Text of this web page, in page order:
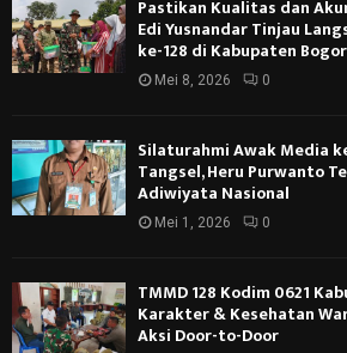
Pastikan Kualitas dan
Edi Yusnandar Tinjau
ke-128 di Kabupaten Bogor
Mei 8, 2026 0
Silaturahmi Awak Media
Tangsel, Heru Purwanto
Adiwiyata Nasional
Mei 1, 2026 0
TMMD 128 Kodim 0621
Karakter & Kesehatan
Aksi Door-to-Door